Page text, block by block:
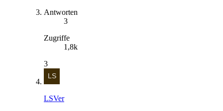
Antworten
3
Zugriffe
1,8k
3
LSVer